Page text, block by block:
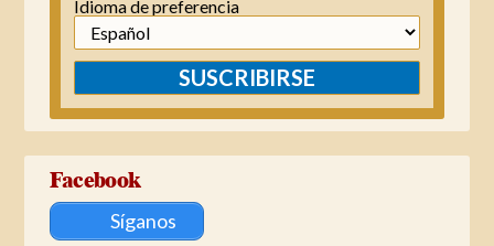
Idioma de preferencia
SUSCRIBIRSE
Facebook
Síganos